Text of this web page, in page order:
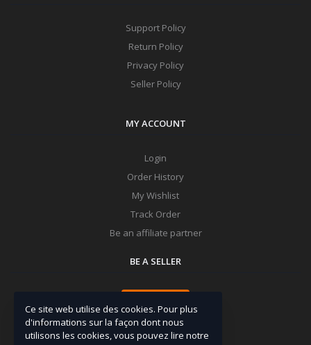
Support Policy
Return Policy
Privacy Policy
Seller Policy
MY ACCOUNT
Login
Order History
My Wishlist
Track Order
Be an affiliate partner
BE A SELLER
Ce site web utilise des cookies. Pour plus
d'informations sur la façon dont nous
utilisons les cookies, vous pouvez lire notre